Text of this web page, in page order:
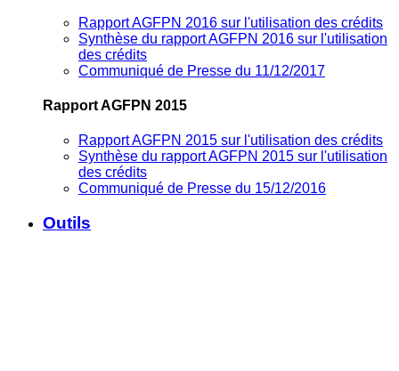
Rapport AGFPN 2016 sur l'utilisation des crédits
Synthèse du rapport AGFPN 2016 sur l'utilisation
des crédits
Communiqué de Presse du 11/12/2017
Rapport AGFPN 2015
Rapport AGFPN 2015 sur l'utilisation des crédits
Synthèse du rapport AGFPN 2015 sur l'utilisation
des crédits
Communiqué de Presse du 15/12/2016
Outils